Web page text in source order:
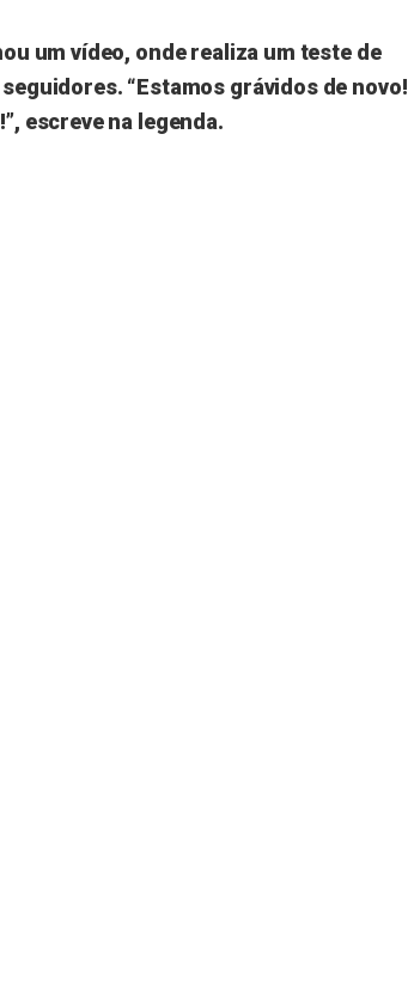
um vídeo, onde realiza um teste de
“Estamos grávidos de novo!
escreve na legenda.